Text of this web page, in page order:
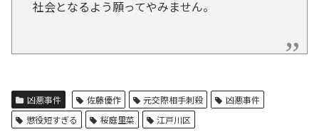
社会となるよう願ってやみません。
凶悪事件 佐藤優作 元交際相手刺殺
凶悪事件
懲役短すぎる
桜庭里菜 江戸川区